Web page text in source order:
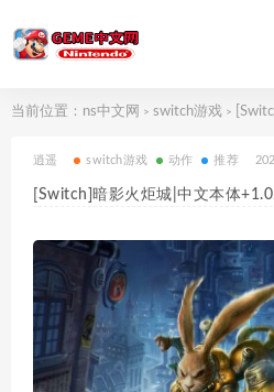
当前位置： ns中文网 > switch游戏 >
逍遥 switch游戏 动作 推荐
[Switch]暗影火炬城|中文本体